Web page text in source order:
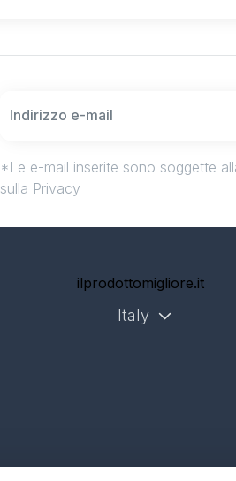
*Le e-mail inserite sono soggette
sulla Privacy
ilprodottomigliore.it
Italy